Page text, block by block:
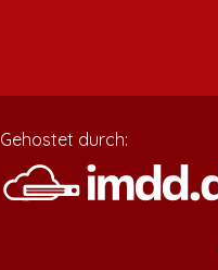
Gehostet durch: